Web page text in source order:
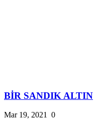
BİR SANDIK ALTIN
Mar 19, 2021 0